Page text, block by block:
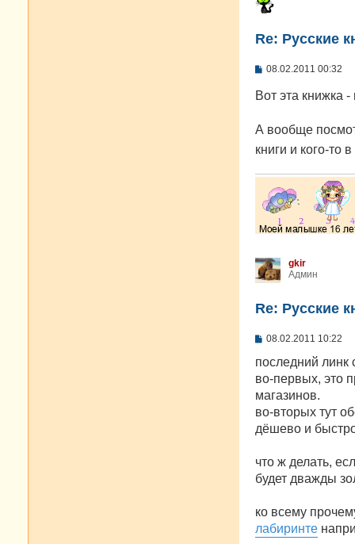
Re: Русские
С
о
б
н
и
е
08.02.2011 00:32
Вот эта книжка
А вообще
книги и кого-то
gkir
Админ
Re: Русские
С
о
щ
е
и
е
08.02.2011 10:22
последний
во-первых, это
магазинов.
во-вторых тут
дёшево и
что ж делать,
будет дважды
ко всему
лабиринте